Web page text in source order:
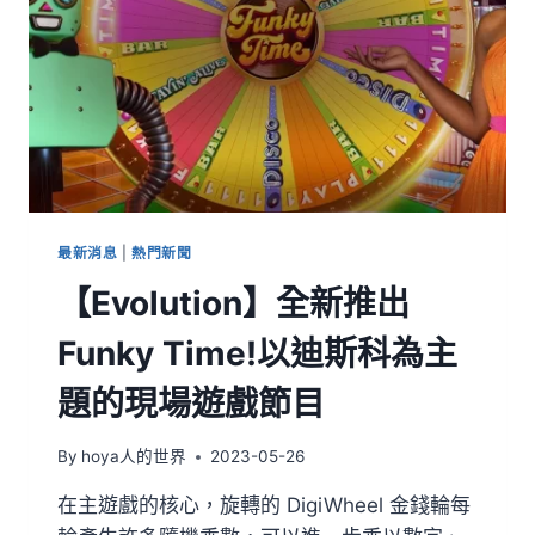
最新消息 |熱門新聞
【Evolution】全新推出
Funky Time!以迪斯科為主
題的現場遊戲節目
By hoya人的世界 2023-05-26
在主遊戲的核心，旋轉的 DigiWheel 金錢輪每